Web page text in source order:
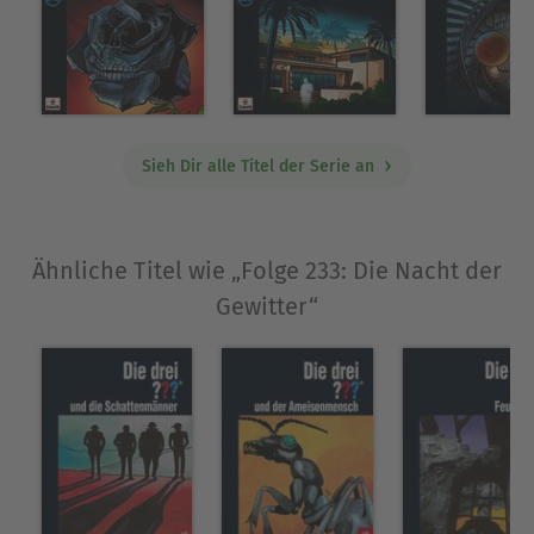
Ausblenden
Sieh Dir alle Titel der Serie an
Ähnliche Titel wie „Folge 233: Die Nacht der
Gewitter“